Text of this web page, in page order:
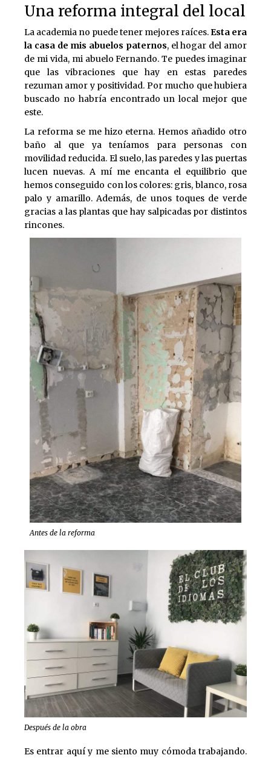
Una reforma integral del local
La academia no puede tener mejores raíces.Esta era
la casa de mis abuelos paternos, el hogar del amor
de mi vida, mi abuelo Fernando. Te puedes imaginar
que las vibraciones que hay en estas paredes
rezuman amor y positividad. Por mucho que hubiera
buscado no habría encontrado un local mejor que
este.
La reforma se me hizo eterna. Hemos añadido otro
baño al que ya teníamos para personas con
movilidad reducida. El suelo, las paredes y las puertas
lucen nuevas. A mí me encanta el equilibrio que
hemos conseguido con los colores: gris, blanco, rosa
palo y amarillo. Además, de unos toques de verde
gracias a las plantas que hay salpicadas por distintos
rincones.
Antes de la reforma
Después de la obra
Es entrar aquí y me siento muy cómoda trabajando.